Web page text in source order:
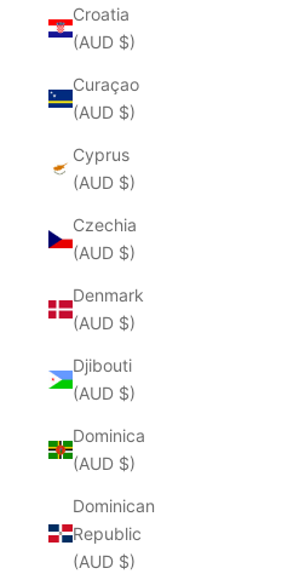
Croatia
(AUD $)
Curaçao
(AUD $)
Cyprus
(AUD $)
Czechia
(AUD $)
Denmark
(AUD $)
Djibouti
(AUD $)
Dominica
(AUD $)
Dominican
Republic
(AUD $)